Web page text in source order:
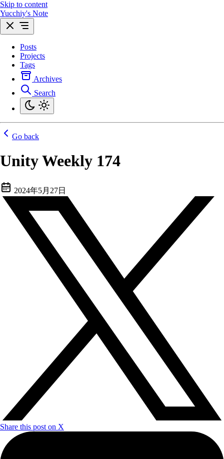
Skip to content
Yucchiy's Note
Posts
Projects
Tags
Archives
Search
Go back
Unity Weekly 174
2024年5月27日
Share this post on X